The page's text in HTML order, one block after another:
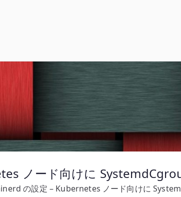
ノード向けに
の設定 – Kubernetes ノード向けに